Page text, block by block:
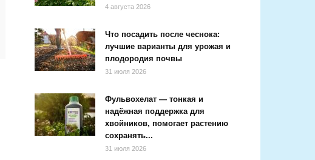
4 августа 2026
Что посадить после чеснока:
лучшие варианты для урожая и
плодородия почвы
31 июля 2026
Фульвохелат — тонкая и
надёжная поддержка для
хвойников, помогает растению
сохранять...
31 июля 2026